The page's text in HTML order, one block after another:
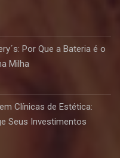
Por Que a Bateria é o
Milha
Clínicas de Estética:
Seus Investimentos